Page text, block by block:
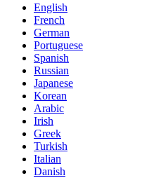
English
French
German
Portuguese
Spanish
Russian
Japanese
Korean
Arabic
Irish
Greek
Turkish
Italian
Danish